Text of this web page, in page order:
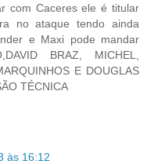
com Caceres ele é titular
no ataque tendo ainda
e Maxi pode mandar
BRAZ, MICHEL,
E DOUGLAS
TÉCNICA
às 16:12